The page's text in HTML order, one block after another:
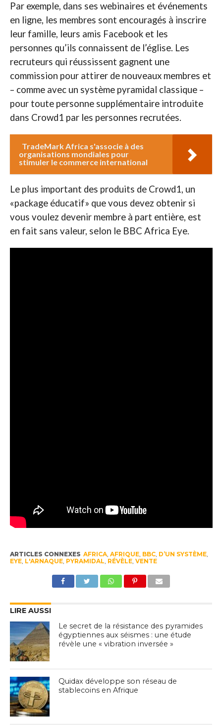
Par exemple, dans ses webinaires et événements
en ligne, les membres sont encouragés à inscrire
leur famille, leurs amis Facebook et les
personnes qu’ils connaissent de l’église. Les
recruteurs qui réussissent gagnent une
commission pour attirer de nouveaux membres et
– comme avec un système pyramidal classique –
pour toute personne supplémentaire introduite
dans Crowd1 par les personnes recrutées.
TradeMark Africa s'associe à des
organisations mondiales pour
stimuler le commerce international
Le plus important des produits de Crowd1, un
«package éducatif» que vous devez obtenir si
vous voulez devenir membre à part entière, est
en fait sans valeur, selon le BBC Africa Eye.
ARTICLES CONNEXES AFRICA, AFRIQUE, BBC, D’UN SYSTÈME,
EYE, L'ARNAQUE, PYRAMIDAL, RÉVÈLE, VENTE
LIRE AUSSI
Le secret de la résistance des pyramides
égyptiennes aux séismes : une étude
révèle une « vibration inversée »
Quidax développe son réseau de
stablecoins en Afrique